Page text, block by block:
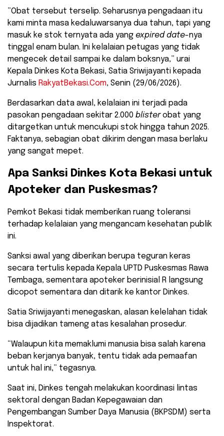
​”Obat tersebut terselip. Seharusnya pengadaan itu
kami minta masa kedaluwarsanya dua tahun, tapi yang
masuk ke stok ternyata ada yang expired date-nya
tinggal enam bulan. Ini kelalaian petugas yang tidak
mengecek detail sampai ke dalam boksnya,” urai
Kepala Dinkes Kota Bekasi, Satia Sriwijayanti kepada
Jurnalis RakyatBekasi.Com, Senin (29/06/2026).
​Berdasarkan data awal, kelalaian ini terjadi pada
pasokan pengadaan sekitar 2.000 blisterobat yang
ditargetkan untuk mencukupi stok hingga tahun 2025.
Faktanya, sebagian obat dikirim dengan masa berlaku
yang sangat mepet.
​Apa Sanksi Dinkes Kota Bekasi untuk
Apoteker dan Puskesmas?
​Pemkot Bekasi tidak memberikan ruang toleransi
terhadap kelalaian yang mengancam kesehatan publik
ini.
Sanksi awal yang diberikan berupa teguran keras
secara tertulis kepada Kepala UPTD Puskesmas Rawa
Tembaga, sementara apoteker berinisial R langsung
dicopot sementara dan ditarik ke kantor Dinkes.
​Satia Sriwijayanti menegaskan, alasan kelelahan tidak
bisa dijadikan tameng atas kesalahan prosedur.
“Walaupun kita memaklumi manusia bisa salah karena
beban kerjanya banyak, tentu tidak ada pemaafan
untuk hal ini,” tegasnya.
​Saat ini, Dinkes tengah melakukan koordinasi lintas
sektoral dengan Badan Kepegawaian dan
Pengembangan Sumber Daya Manusia (BKPSDM) serta
Inspektorat.